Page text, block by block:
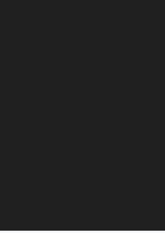
popunjenost putničke
Da je crnogorska avio
letova u periodu
U prvom kvartalu
prethodne godine.
je 17 odsto više u